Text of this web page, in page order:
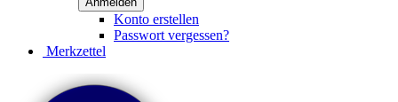
Konto erstellen
Passwort vergessen?
Merkzettel